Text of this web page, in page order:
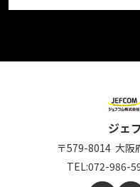
ジェ
〒579-8014 大阪
TEL:072-986-